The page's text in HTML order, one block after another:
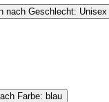
nach Geschlecht: Unisex
Farbe: blau